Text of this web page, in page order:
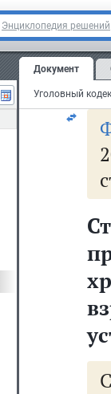
Энциклопедия решений
Документ